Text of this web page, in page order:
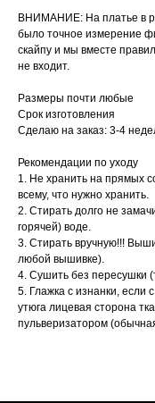
ВНИМАНИЕ: На платье в
было точное измерение
скайпу и мы вместе
не входит.
Размеры почти любые
Срок изготовления
Сделаю на заказ: 3-4
Рекомендации по уходу
1. Не хранить на прямых
всему, что нужно хранить.
2. Стирать долго не
горячей) воде.
3. Стирать вручную!!!
любой вышивке).
4. Сушить без пересушки
5. Глажка с изнанки, если
утюга лицевая сторона
пульверизатором